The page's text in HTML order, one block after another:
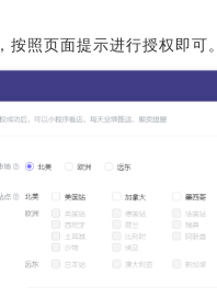
，按照页面提示进行授权即可。